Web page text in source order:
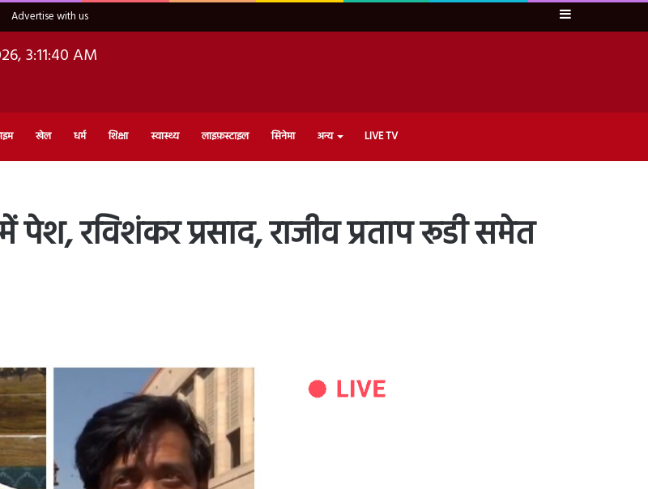
Advertise with us Sidebar
3:11:41 AM
खेल धर्म शिक्षा स्वास्थ्य लाइफ़स्टाइल सिनेमा अन्य LIVE TV
रविशंकर प्रसाद, राजीव प्रताप रूडी समेत